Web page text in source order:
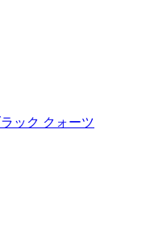
ック クォーツ